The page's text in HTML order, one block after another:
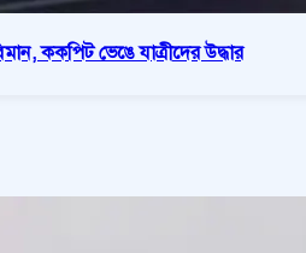
ককপিট ভেঙে যাত্রীদের উদ্ধার